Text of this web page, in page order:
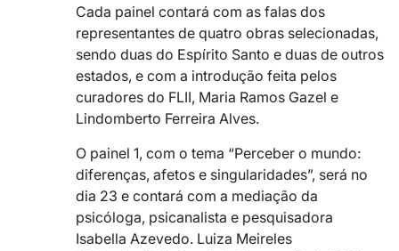
Cada painel contará com as falas dos
representantes de quatro obras selecionadas,
sendo duas do Espírito Santo e duas de outros
estados, e com a introdução feita pelos
curadores do FLII, Maria Ramos Gazel e
Lindomberto Ferreira Alves.
O painel 1, com o tema “Perceber o mundo:
diferenças, afetos e singularidades”, será no
dia 23 e contará com a mediação da
psicóloga, psicanalista e pesquisadora
Isabella Azevedo. Luiza Meireles